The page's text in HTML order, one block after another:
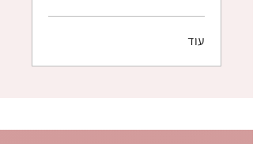
עוד